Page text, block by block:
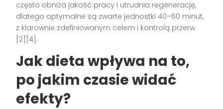
często obniża jakość pracy i utrudnia regenerację,
dlatego optymalne są zwarte jednostki 40–60 minut,
z klarownie zdefiniowanym celem i kontrolą przerw
[2][4].
Jak dieta wpływa na to,
po jakim czasie widać
efekty?